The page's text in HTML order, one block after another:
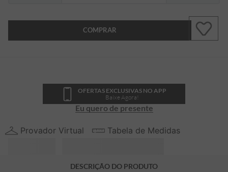
COMPRAR
OFERTAS EXCLUSIVAS NO APP
Baixe Agora!
Eu quero de presente
Provador Virtual Tabela de Medidas
DESCRIÇÃO DO PRODUTO